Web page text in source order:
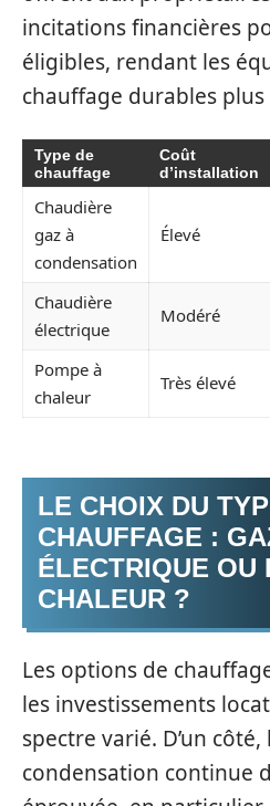
incitations financières
éligibles, rendant les
chauffage durables plus
Type de
chauffage
Coût
d’installation
Chaudière
gaz à
condensation
Élevé
Chaudière
électrique
Modéré
Pompe à
chaleur
Très élevé
LE CHOIX DU
CHAUFFAGE :
ÉLECTRIQUE OU
CHALEUR ?
Les options de
les investissements
spectre varié. D’un
condensation continue